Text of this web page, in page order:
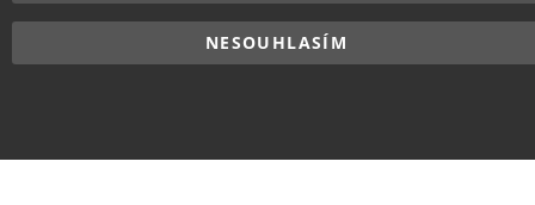
NESOUHLASÍM